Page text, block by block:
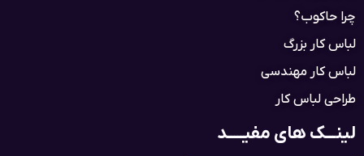
چرا حاکوب؟
لباس کار بزرگ
لباس کار مهندسی
طراحی لباس کار
لینـــک های مفیـــــد